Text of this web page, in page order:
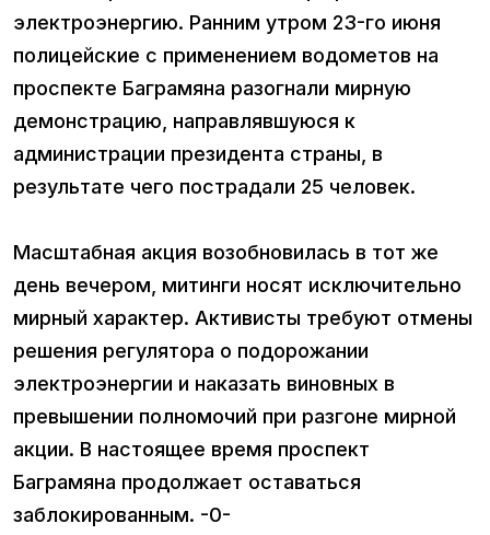
электроэнергию. Ранним утром 23-го июня
полицейские с применением водометов на
проспекте Баграмяна разогнали мирную
демонстрацию, направлявшуюся к
администрации президента страны, в
результате чего пострадали 25 человек.
Масштабная акция возобновилась в тот же
день вечером, митинги носят исключительно
мирный характер. Активисты требуют отмены
решения регулятора о подорожании
электроэнергии и наказать виновных в
превышении полномочий при разгоне мирной
акции. В настоящее время проспект
Баграмяна продолжает оставаться
заблокированным. -0-